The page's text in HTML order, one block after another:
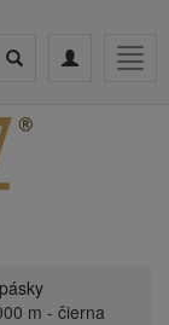
Toggle
Toggle
m - čierna